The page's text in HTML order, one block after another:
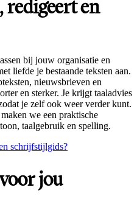
en
bij jouw organisatie en
liefde je bestaande teksten aan.
nieuwsbrieven en
en sterker. Je krijgt taaladvies
je zelf ook weer verder kunt.
we een praktische
taalgebruik en spelling.
schrijfstijlgids?
jou